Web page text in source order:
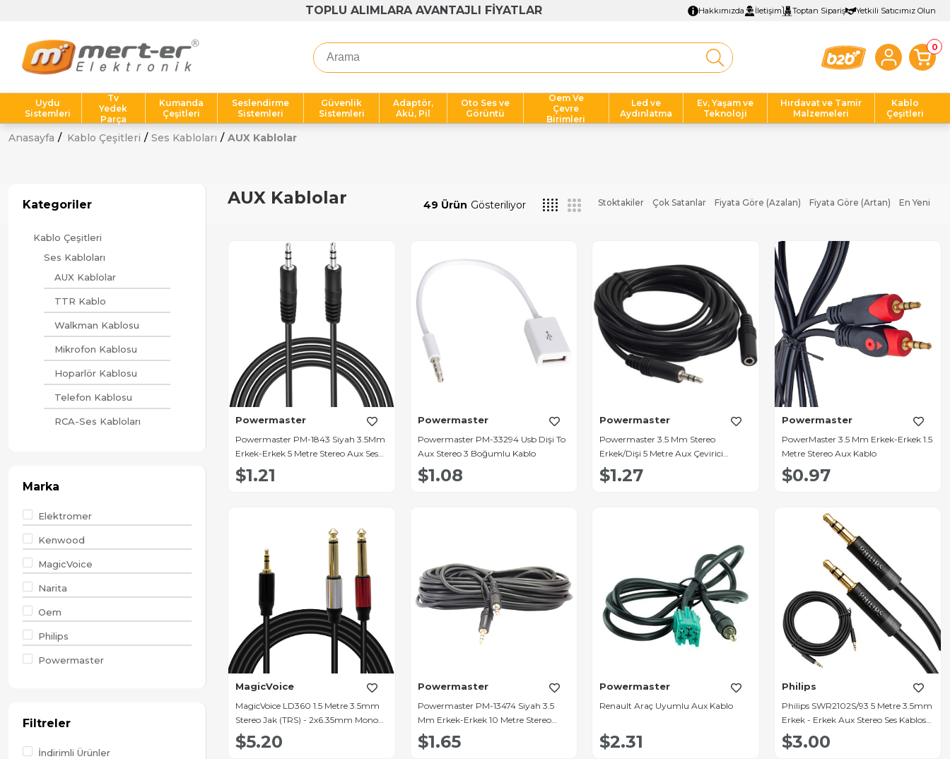
TOPLU ALIMLARA AVANTAJLI FİYATLAR Hakkımızda İletişim Toptan Sipariş Yetkili Satıcımız Olun
0
Uydu
Sistemleri
Tv
Yedek
Parça
Kumanda
Çeşitleri
Seslendirme
Sistemleri
Güvenlik
Sistemleri
Adaptör,
Akü, Pil
Oto Ses ve
Görüntü
Oem Ve
Çevre
Birimleri
Led ve
Aydınlatma
Ev, Yaşam ve
Teknoloji
Hırdavat ve Tamir
Malzemeleri
Kablo
Çeşitleri
Anasayfa Kablo Çeşitleri Ses Kabloları AUX Kablolar
Kategoriler
Kablo Çeşitleri
Ses Kabloları
AUX Kablolar
TTR Kablo
Walkman Kablosu
Mikrofon Kablosu
Hoparlör Kablosu
Telefon Kablosu
RCA-Ses Kabloları
Marka
Elektromer
Kenwood
MagicVoice
Narita
Oem
Philips
Powermaster
Filtreler
İndirimli Ürünler
AUX Kablolar En Yeni
Fiyata Göre (Artan)
Fiyata Göre (Azalan)
Çok Satanlar
Stoktakiler
49 Ürün
Powermaster
Powermaster PM-1843 Siyah 3.5Mm
Erkek-Erkek 5 Metre Stereo Aux Ses
Kablosu
$1.21
Powermaster
Powermaster PM-33294 Usb Dişi To
Aux Stereo 3 Boğumlu Kablo
$1.08
Powermaster
Powermaster 3.5 Mm Stereo
Erkek/Dişi 5 Metre Aux Çevirici
Uzatma Kablo PM-5758
$1.27
Powermaster
PowerMaster 3.5 Mm Erkek-Erkek 1.5
Metre Stereo Aux Kablo
$0.97
MagicVoice
MagicVoice LD360 1.5 Metre 3.5mm
Stereo Jak (TRS) - 2x6.35mm Mono
Jak (TS) Ses Kablosu
$5.20
Powermaster
Powermaster PM-13474 Siyah 3.5
Mm Erkek-Erkek 10 Metre Stereo
Kablo
$1.65
Powermaster
Renault Araç Uyumlu Aux Kablo
$2.31
Philips
Philips SWR2102S/93 5 Metre 3.5mm
Erkek - Erkek Aux Stereo Ses Kablosu
Hi-Fi
$3.00